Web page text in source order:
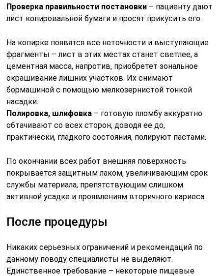
Проверка правильности постановки – пациенту дают
лист копировальной бумаги и просят прикусить его.
На копирке появятся все неточности и выступающие
фрагменты – лист в этих местах станет светлее, а
цементная масса, напротив, приобретет зональное
окрашивание лишних участков. Их снимают
бормашиной с помощью мелкозернистой тонкой
насадки.
Полировка, шлифовка – готовую пломбу аккуратно
обтачивают со всех сторон, доводя ее до,
практически, гладкого состояния, полируют пастами.
По окончании всех работ внешняя поверхность
покрывается защитным лаком, увеличивающим срок
службы материала, препятствующим слишком
активной усадке и проявлениям вторичного кариеса.
После процедуры
Никаких серьезных ограничений и рекомендаций по
данному поводу специалисты не выделяют.
Единственное требование – некоторые пищевые